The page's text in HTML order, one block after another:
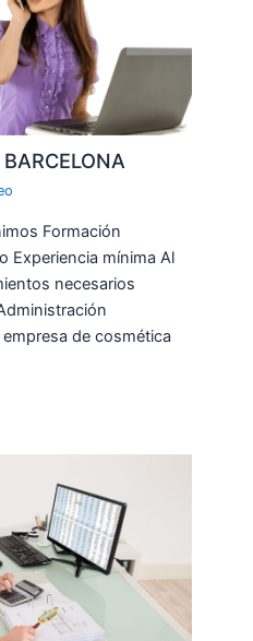
Formación
Experiencia mínima Al
necesarios
de cosmética